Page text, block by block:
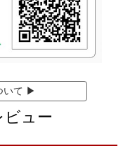
いて ▶
ビュー